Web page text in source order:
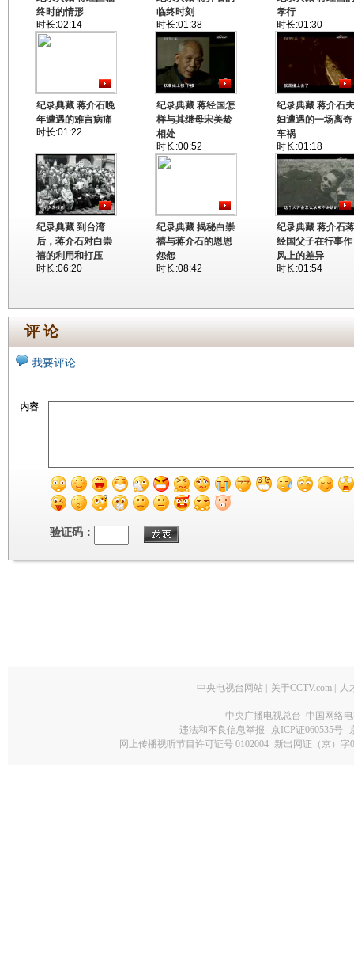
终时的情形
时长:02:14
临终时刻
时长:01:38
孝行
时长:01:30
纪录典藏 蒋介石晚
年遭遇的难言病痛
时长:01:22
纪录典藏 蒋经国怎
样与其继母宋美龄
相处
时长:00:52
纪录典藏 蒋介石夫
妇遭遇的一场离奇
车祸
时长:01:18
纪录典藏 到台湾
后，蒋介石对白崇
禧的利用和打压
时长:06:20
纪录典藏 揭秘白崇
禧与蒋介石的恩恩
怨怨
时长:08:42
纪录典藏 蒋介石蒋
经国父子在行事作
风上的差异
时长:01:54
评 论
我要评论
内容
验证码：
中央电视台网站 关于CCTV.com 人
中央广播电视总台 中国网络
违法和不良信息举报
京ICP证060535号
网上传播视听节目许可证号 0102004 新出网证（京）